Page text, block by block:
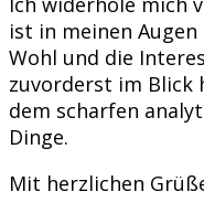
ist in meinen
Wohl und die
zuvorderst im Blick
dem scharfen
Dinge.
Mit herzlichen